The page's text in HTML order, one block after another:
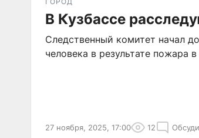
В Кузбассе
Следственный комитет начал
человека в результате пожара
27 ноября, 2025, 17:00 12